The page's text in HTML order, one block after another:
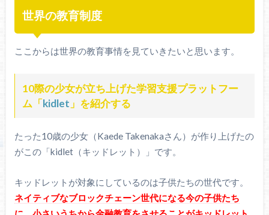
世界の教育制度
ここからは世界の教育事情を見ていきたいと思います。
10際の少女が立ち上げた学習支援プラットフー
ム「kidlet 」を紹介する
たった10歳の少女（Kaede Takenakaさん）が作り上げたの
がこの「kidlet（キッドレット）」です。
キッドレットが対象にしているのは子供たちの世代です。
ネイティブなブロックチェーン世代になる今の子供たち